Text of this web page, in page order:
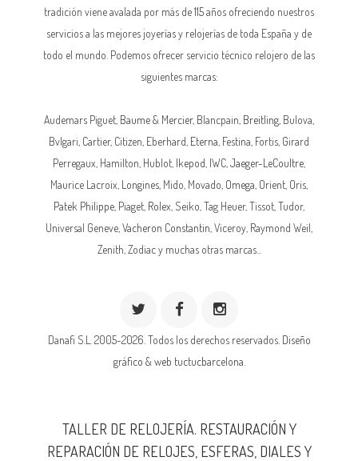
tradición viene avalada por más de 115 años ofreciendo nuestros
servicios a las mejores joyerías y relojerías de toda España y de
todo el mundo. Podemos ofrecer servicio técnico relojero de las
siguientes marcas:
Audemars Piguet, Baume & Mercier, Blancpain, Breitling , Bulova,
Bvlgari, Cartier, Citizen, Eberhard, Eterna , Festina, Fortis, Girard
Perregaux, Hamilton, Hublot, Ikepod IWC Jaeger-LeCoultre
Maurice Lacroix, Longines , Mido, Movado, Omega , Orient, Oris,
Patek Philippe , Piaget, Rolex , Seiko, Tag Heuer, Tissot, Tudor,
Universal Geneve, Vacheron Constantin , Viceroy, Raymond Weil,
Zenith, Zodiac y muchas otras marcas...
Danafi S.L. 2005-2026. Todos los derechos reservados. Diseño
gráfico & web tuctucbarcelona.
TALLER DE RELOJERÍA. RESTAURACIÓN Y
REPARACIÓN DE RELOJES, ESFERAS, DIALES Y